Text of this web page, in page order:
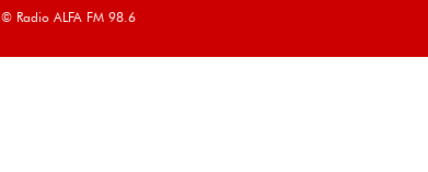
© Radio ALFA FM 98.6